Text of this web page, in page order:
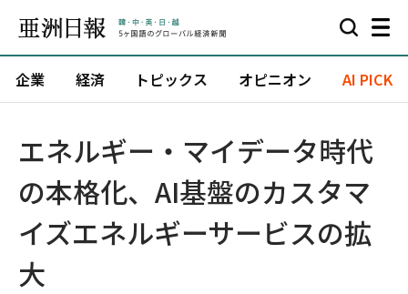
企業 経済 トピックス オピニオン AI PICK
エネルギー・マイデータ時代
の本格化、AI基盤のカスタマ
イズエネルギーサービスの拡
大